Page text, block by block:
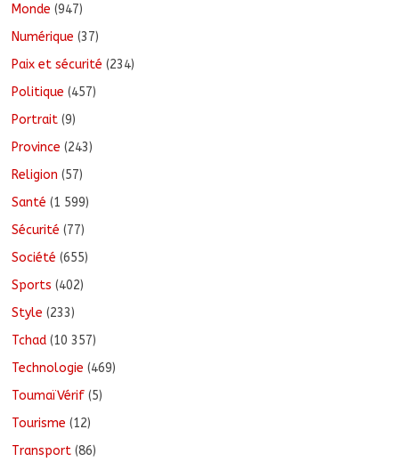
Monde (947)
Numérique (37)
Paix et sécurité (234)
Politique (457)
Portrait (9)
Province (243)
Religion (57)
Santé (1 599)
Sécurité (77)
Société (655)
Sports (402)
Style (233)
Tchad (10 357)
Technologie (469)
ToumaïVérif (5)
Tourisme (12)
Transport (86)